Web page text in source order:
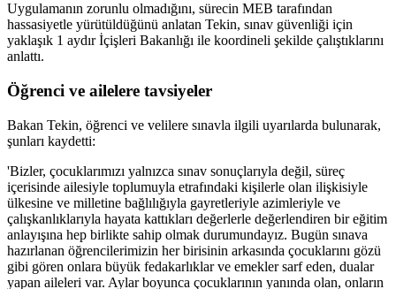
Uygulamanın zorunlu olmadığını, sürecin MEB tarafından
hassasiyetle yürütüldüğünü anlatan Tekin, sınav güvenliği için
yaklaşık 1 aydır İçişleri Bakanlığı ile koordineli şekilde çalıştıklarını
anlattı.
Öğrenci ve ailelere tavsiyeler
Bakan Tekin, öğrenci ve velilere sınavla ilgili uyarılarda bulunarak,
şunları kaydetti:
'Bizler, çocuklarımızı yalnızca sınav sonuçlarıyla değil, süreç
içerisinde ailesiyle toplumuyla etrafındaki kişilerle olan ilişkisiyle
ülkesine ve milletine bağlılığıyla gayretleriyle azimleriyle ve
çalışkanlıklarıyla hayata kattıkları değerlerle değerlendiren bir eğitim
anlayışına hep birlikte sahip olmak durumundayız. Bugün sınava
hazırlanan öğrencilerimizin her birisinin arkasında çocuklarını gözü
gibi gören onlara büyük fedakarlıklar ve emekler sarf eden, dualar
yapan aileleri var. Aylar boyunca çocuklarının yanında olan, onların